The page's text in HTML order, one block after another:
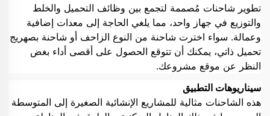
تطوير شاحنات مُصممة لتجمع بين وظائف التحميل والخلط
والتوزيع في جهاز واحد، مما يلغي الحاجة إلى معدات إضافية
وعمالة. سواء اخترت شاحنة من النوع الزاحف أو شاحنة بصهريج
تحميل ذاتي، يمكنك أن تتوقع الحصول على أقصى أداء بغض
النظر عن موقع مشروعك.
سيناريوهات التطبيق
هذه الشاحنات مثالية للمشاريع الإنشائية الصغيرة إلى المتوسطة